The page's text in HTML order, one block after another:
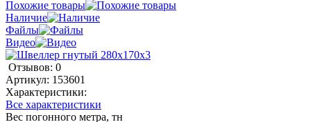
Похожие товары
Наличие
Файлы
Видео
Отзывов: 0
Артикул: 153601
Характеристики:
Все характеристики
Вес погонного метра, тн